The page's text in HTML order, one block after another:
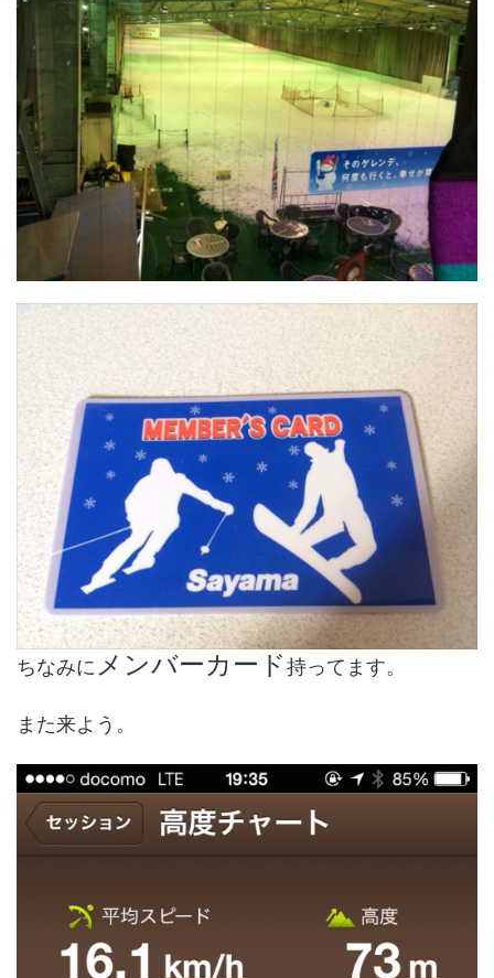
ちなみに メンバーカード持ってます。
また来よう。